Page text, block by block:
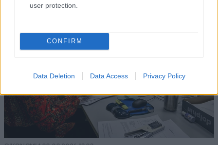
user protection.
CONFIRM
Data Deletion Data Access Privacy Policy